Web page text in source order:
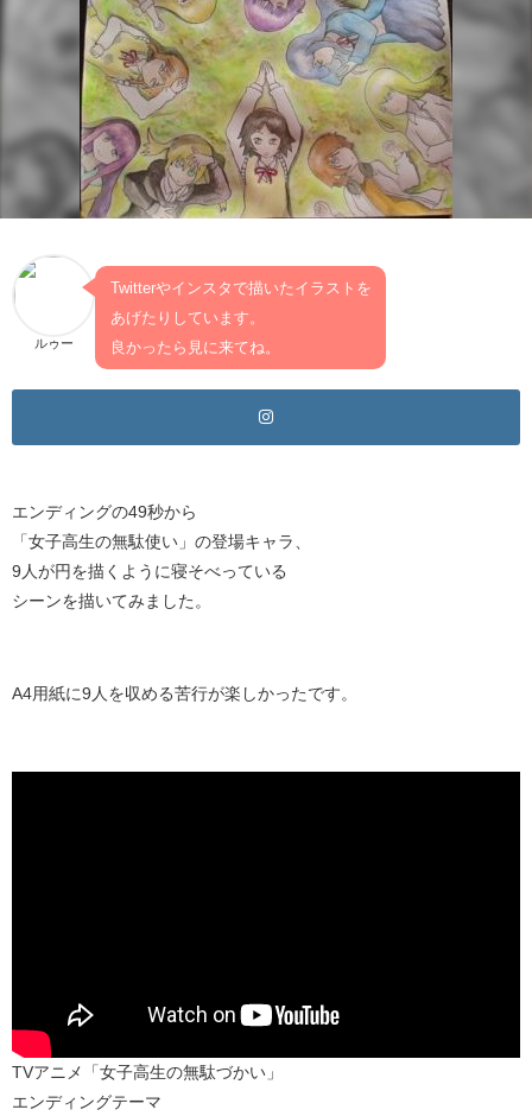
ルゥー
Twitterやインスタで描いたイラストを
あげたりしています。
良かったら見に来てね。
エンディングの49秒から
「女子高生の無駄使い」の登場キャラ、
9人が円を描くように寝そべっている
シーンを描いてみました。
A4用紙に9人を収める苦行が楽しかったです。
TVアニメ「女子高生の無駄づかい」
エンディングテーマ